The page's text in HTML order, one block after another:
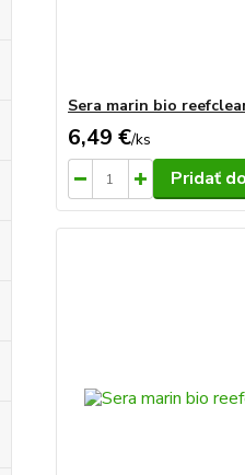
Sera marin bio
6,49 €/ks
Pridať